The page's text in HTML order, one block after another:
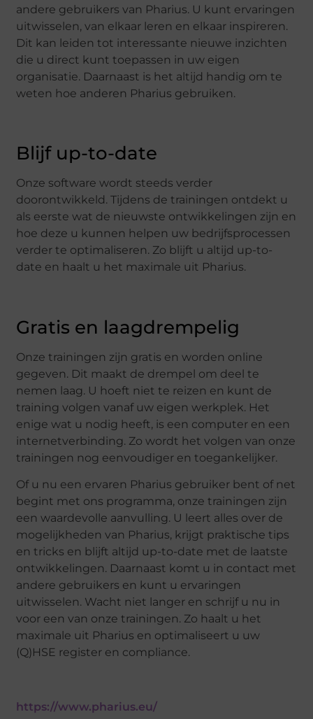
andere gebruikers van Pharius. U kunt ervaringen
uitwisselen, van elkaar leren en elkaar inspireren.
Dit kan leiden tot interessante nieuwe inzichten
die u direct kunt toepassen in uw eigen
organisatie. Daarnaast is het altijd handig om te
weten hoe anderen Pharius gebruiken.
Blijf up-to-date
Onze software wordt steeds verder
doorontwikkeld. Tijdens de trainingen ontdekt u
als eerste wat de nieuwste ontwikkelingen zijn en
hoe deze u kunnen helpen uw bedrijfsprocessen
verder te optimaliseren. Zo blijft u altijd up-to-
date en haalt u het maximale uit Pharius.
Gratis en laagdrempelig
Onze trainingen zijn gratis en worden online
gegeven. Dit maakt de drempel om deel te
nemen laag. U hoeft niet te reizen en kunt de
training volgen vanaf uw eigen werkplek. Het
enige wat u nodig heeft, is een computer en een
internetverbinding. Zo wordt het volgen van onze
trainingen nog eenvoudiger en toegankelijker.
Of u nu een ervaren Pharius gebruiker bent of net
begint met ons programma, onze trainingen zijn
een waardevolle aanvulling. U leert alles over de
mogelijkheden van Pharius, krijgt praktische tips
en tricks en blijft altijd up-to-date met de laatste
ontwikkelingen. Daarnaast komt u in contact met
andere gebruikers en kunt u ervaringen
uitwisselen. Wacht niet langer en schrijf u nu in
voor een van onze trainingen. Zo haalt u het
maximale uit Pharius en optimaliseert u uw
(Q)HSE register en compliance.
https://www.pharius.eu/